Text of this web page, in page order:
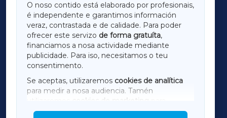
O noso contido está elaborado por profesionais,
é independente e garantimos información
veraz, contrastada e de calidade. Para poder
ofrecer este servizo de forma gratuíta,
financiamos a nosa actividade mediante
publicidade. Para iso, necesitamos o teu
consentimento.
Se aceptas, utilizaremos cookies de analítica
para medir a nosa audiencia. Tamén
utilizaremos
cookies de marketing
mostrar publicidade de terceiros.
LUGOXA
TERRACHAXA
AMARIÑAXA